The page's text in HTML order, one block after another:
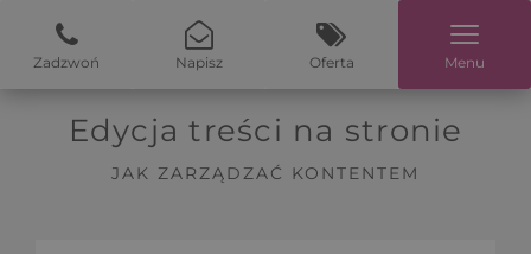
Zadzwoń Napisz Oferta Menu
Edycja treści na stronie
JAK ZARZĄDZAĆ KONTENTEM